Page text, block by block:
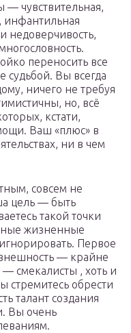
— чувствительная,
инфантильная
недоверчивость,
переносить все
судьбой. Вы всегда
ничего не требуя
но, всё
кстати,
Ваш «плюс» в
ни в чем
совсем не
цель — быть
такой точки
жизненные
Первое
— крайне
смекалисты , хоть и
стремитесь обрести
талант создания
Вы очень